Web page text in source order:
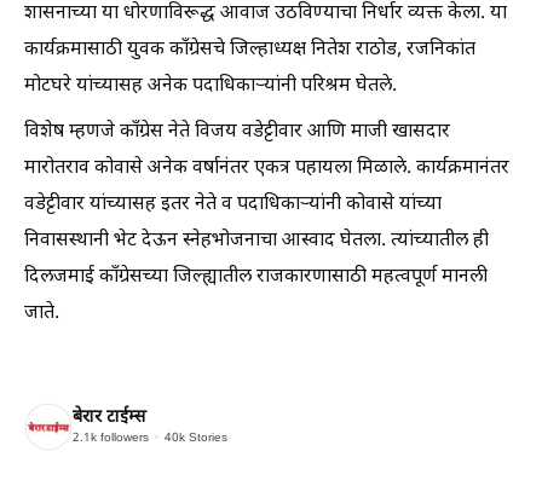
शासनाच्या या धोरणाविरूद्ध आवाज उठविण्याचा निर्धार व्यक्त केला. या
कार्यक्रमासाठी युवक काँग्रेसचे जिल्हाध्यक्ष नितेश राठोड, रजनिकांत
मोटघरे यांच्यासह अनेक पदाधिकाऱ्यांनी परिश्रम घेतले.
विशेष म्हणजे काँग्रेस नेते विजय वडेट्टीवार आणि माजी खासदार
मारोतराव कोवासे अनेक वर्षानंतर एकत्र पहायला मिळाले. कार्यक्रमानंतर
वडेट्टीवार यांच्यासह इतर नेते व पदाधिकाऱ्यांनी कोवासे यांच्या
निवासस्थानी भेट देऊन स्नेहभोजनाचा आस्वाद घेतला. त्यांच्यातील ही
दिलजमाई काँग्रेसच्या जिल्ह्यातील राजकारणासाठी महत्वपूर्ण मानली
जाते.
बेरार टाईम्स
2.1k followers 40k Stories